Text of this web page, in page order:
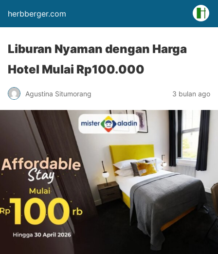
herbberger.com
Liburan Nyaman dengan Harga
Hotel Mulai Rp100.000
Agustina Situmorang 3 bulan ago